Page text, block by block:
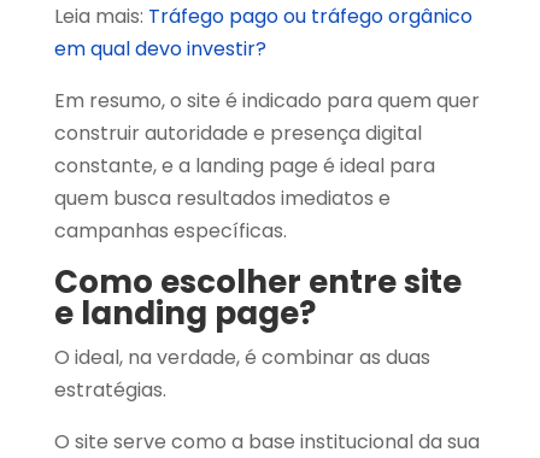
Leia mais: Tráfego pago ou tráfego orgânico
em qual devo investir?
Em resumo, o site é indicado para quem quer
construir autoridade e presença digital
constante, e a landing page é ideal para
quem busca resultados imediatos e
campanhas específicas.
Como escolher entre site
e landing page?
O ideal, na verdade, é combinar as duas
estratégias.
O site serve como a base institucional da sua